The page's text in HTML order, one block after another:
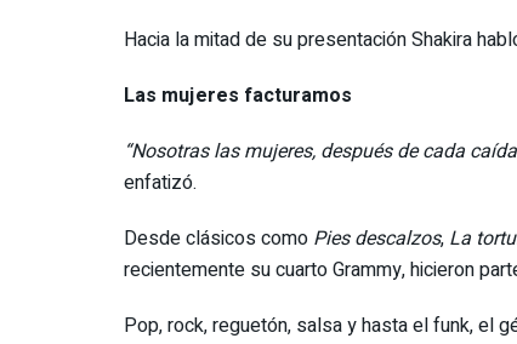
Hacia la mitad de su presentación Shakira
Las mujeres facturamos
“Nosotras las mujeres, después de cada
enfatizó.
Desde clásicos como Pies descalzos, La
recientemente su cuarto Grammy, hicieron
Pop, rock, reguetón, salsa y hasta el funk, el